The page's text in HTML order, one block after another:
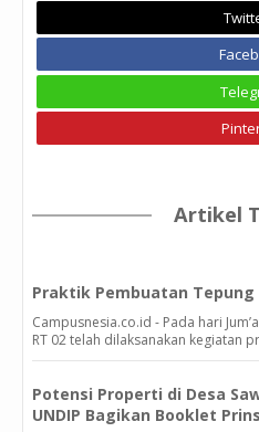
Artikel
Praktik Pembuatan
Campusnesia.co.id - Pada hari
RT 02 telah dilaksanakan kegiatan
Potensi Properti di Desa
UNDIP Bagikan Booklet